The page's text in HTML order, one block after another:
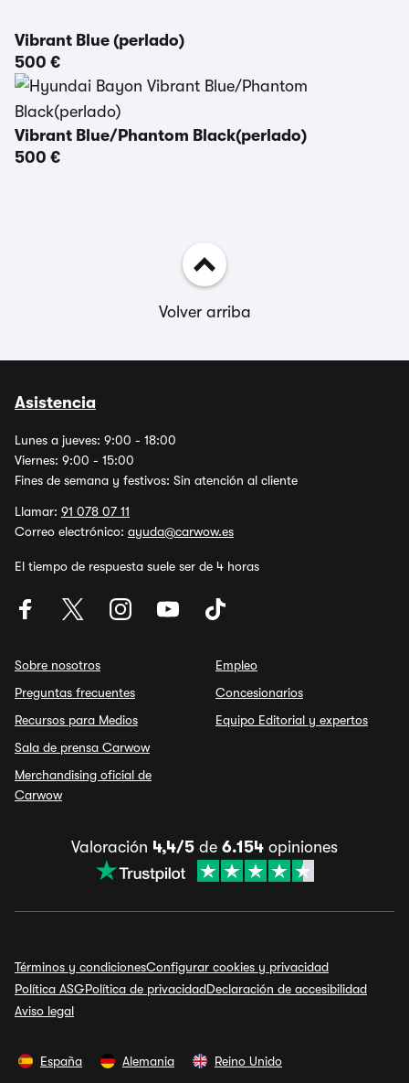
Vibrant Blue (perlado)
500 €
Vibrant Blue/Phantom Black(perlado)
500 €
Volver arriba
Asistencia
Lunes a jueves: 9:00 - 18:00
Viernes: 9:00 - 15:00
Fines de semana y festivos: Sin atención al cliente
Llamar: 91 078 07 11
Correo electrónico: ayuda@carwow.es
El tiempo de respuesta suele ser de 4 horas
Sobre nosotros
Preguntas frecuentes
Recursos para Medios
Sala de prensa Carwow
Merchandising oficial de
Carwow
Empleo
Concesionarios
Equipo Editorial y expertos
Valoración 4,4/5 de 6.154 opiniones
Términos y condicionesConfigurar cookies y privacidad
Política ASGPolítica de privacidadDeclaración de accesibilidad
Aviso legal
España Alemania Reino Unido